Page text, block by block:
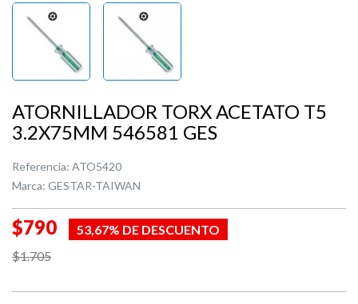
ATORNILLADOR TORX ACETATO T5
3.2X75MM 546581 GES
Referencia: ATO5420
Marca: GESTAR-TAIWAN
$790
53,67% DE DESCUENTO
$1.705